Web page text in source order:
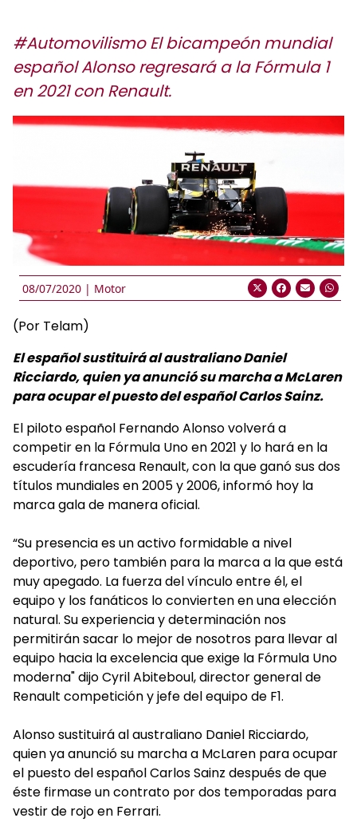
#Automovilismo El bicampeón mundial
español Alonso regresará a la Fórmula 1
en 2021 con Renault.
08/07/2020 | Motor
(Por Telam)
El español sustituirá al australiano Daniel
Ricciardo, quien ya anunció su marcha a McLaren
para ocupar el puesto del español Carlos Sainz.
El piloto español Fernando Alonso volverá a
competir en la Fórmula Uno en 2021 y lo hará en la
escudería francesa Renault, con la que ganó sus dos
títulos mundiales en 2005 y 2006, informó hoy la
marca gala de manera oficial.
“Su presencia es un activo formidable a nivel
deportivo, pero también para la marca a la que está
muy apegado. La fuerza del vínculo entre él, el
equipo y los fanáticos lo convierten en una elección
natural. Su experiencia y determinación nos
permitirán sacar lo mejor de nosotros para llevar al
equipo hacia la excelencia que exige la Fórmula Uno
moderna" dijo Cyril Abiteboul, director general de
Renault competición y jefe del equipo de F1.
Alonso sustituirá al australiano Daniel Ricciardo,
quien ya anunció su marcha a McLaren para ocupar
el puesto del español Carlos Sainz después de que
éste firmase un contrato por dos temporadas para
vestir de rojo en Ferrari.